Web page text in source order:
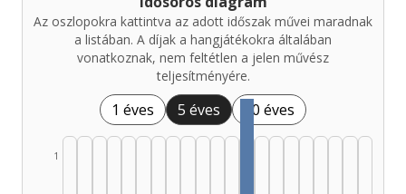
Az oszlopokra kattintva az adott időszak művei maradnak
a listában. A díjak a hangjátékokra általában
vonatkoznak, nem feltétlen a jelen művész
teljesítményére.
1 éves 5 éves 10 éves
1